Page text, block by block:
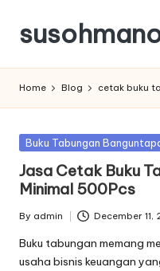
Skip
content
Home Blog cetak buku
Posted
Buku Tabungan
Jasa Cetak Buku
Minimal 500Pcs
Posted
by
By admin December 11,
Buku tabungan memang
usaha bisnis keuangan